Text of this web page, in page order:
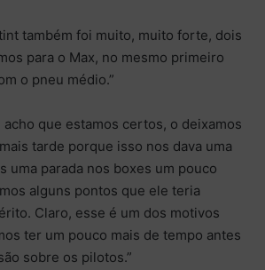
também foi muito, muito forte, dois
para o Max, no mesmo primeiro
o pneu médio.”
acho que estamos certos, o deixamos
tarde porque isso nos dava uma
uma parada nos boxes um pouco
alguns pontos que ele teria
Claro, esse é um dos motivos
ter um pouco mais de tempo antes
sobre os pilotos.”